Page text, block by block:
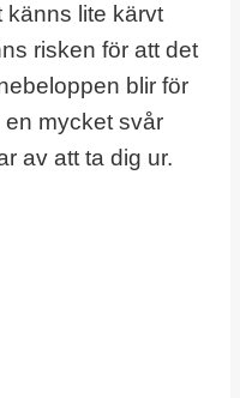
känns lite kärvt
risken för att det
blir för
mycket svår
av att ta dig ur.